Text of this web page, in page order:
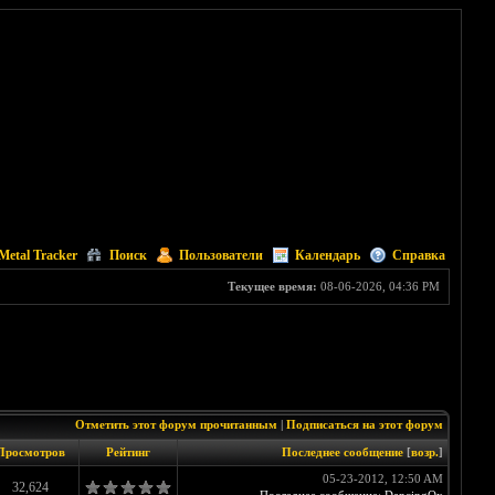
Tracker Поиск Пользователи Календарь Справка
Текущее время: 08-06-2026, 04:36 PM
Отметить этот форум прочитанным | Подписаться на этот форум
Рейтинг Последнее сообщение [возр.]
32,624
05-23-2012, 12:50 AM